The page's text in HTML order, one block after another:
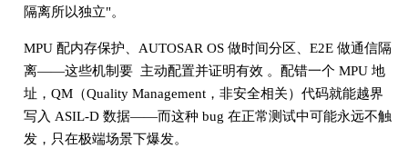
隔离所以独立"。
MPU 配内存保护、AUTOSAR OS 做时间分区、E2E 做通信隔
离——这些机制要 主动配置并证明有效 。配错一个 MPU 地
址，QM（Quality Management，非安全相关）代码就能越界
写入 ASIL-D 数据——而这种 bug 在正常测试中可能永远不触
发，只在极端场景下爆发。